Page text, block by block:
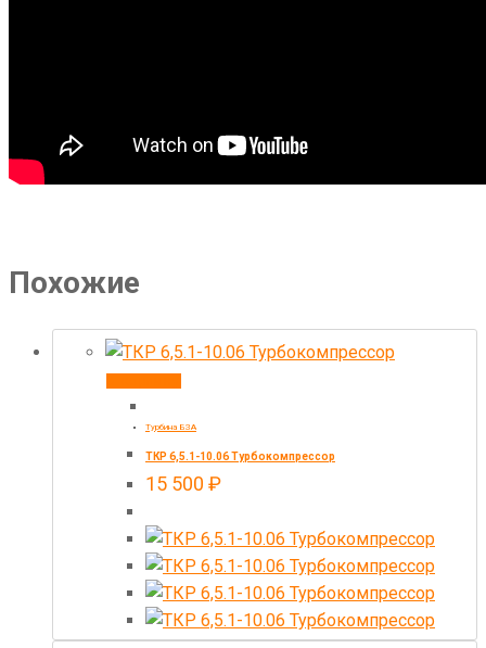
Похожие
Турбина БЗА
ТКР 6,5.1-10.06 Турбокомпрессор
15 500 ₽